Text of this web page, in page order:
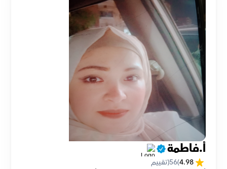
أ.فاطمة
4.98
(
56(تقييم